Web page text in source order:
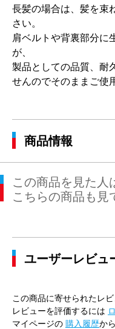
長髪の場合は、髪を束
さい。
肩ベルトや背裏部分に
が、
製品としての品質、耐
せんのでそのままご使
商品情報
この商品を見た人
こちらの商品も見
ユーザーレビュ
この商品に寄せられたレ
レビューを評価するには
マイページの 購入履歴か